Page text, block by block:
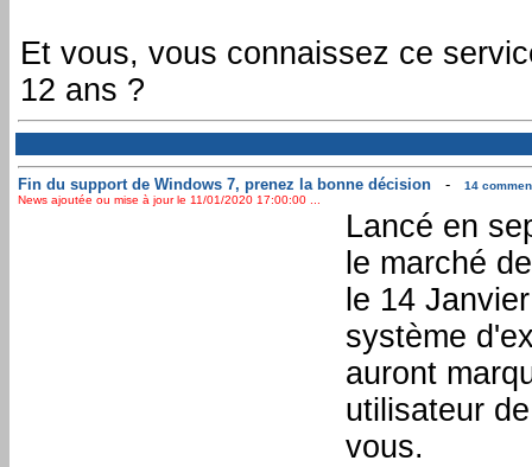
Et vous, vous connaissez ce
12 ans ?
Fin du support de Windows 7, prenez la bonne décision -
14
News ajoutée ou mise à jour le 11/01/2020 17:00:00 ...
Lancé en
le marché
le 14
système
auront
utilisateur
vous.